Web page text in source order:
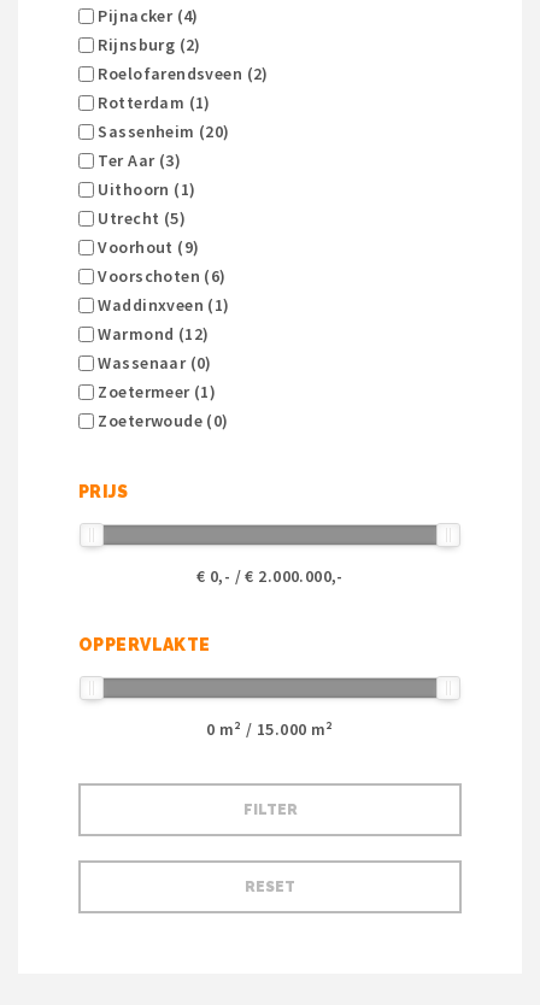
Pijnacker (4)
Rijnsburg (2)
Roelofarendsveen (2)
Rotterdam (1)
Sassenheim (20)
Ter Aar (3)
Uithoorn (1)
Utrecht (5)
Voorhout (9)
Voorschoten (6)
Waddinxveen (1)
Warmond (12)
Wassenaar (0)
Zoetermeer (1)
Zoeterwoude (0)
PRIJS
€ 0,- / € 2.000.000,-
OPPERVLAKTE
0 m² / 15.000 m²